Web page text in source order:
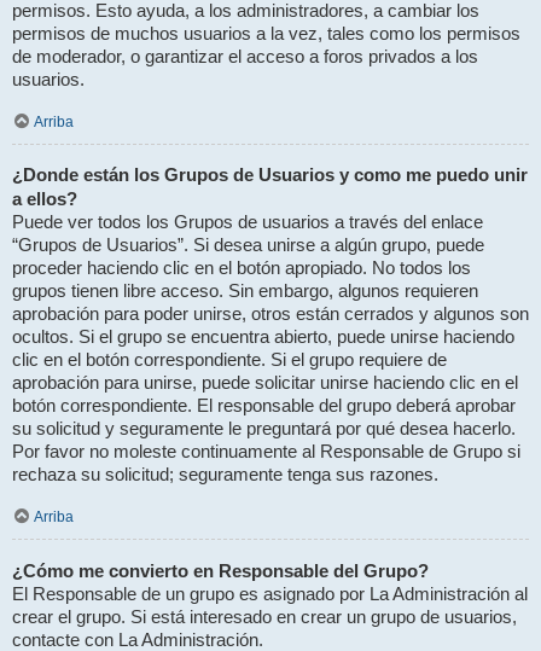
permisos. Esto ayuda, a los administradores, a cambiar los
permisos de muchos usuarios a la vez, tales como los permisos
de moderador, o garantizar el acceso a foros privados a los
usuarios.
Arriba
¿Donde están los Grupos de Usuarios y como me puedo unir
a ellos?
Puede ver todos los Grupos de usuarios a través del enlace
“Grupos de Usuarios”. Si desea unirse a algún grupo, puede
proceder haciendo clic en el botón apropiado. No todos los
grupos tienen libre acceso. Sin embargo, algunos requieren
aprobación para poder unirse, otros están cerrados y algunos son
ocultos. Si el grupo se encuentra abierto, puede unirse haciendo
clic en el botón correspondiente. Si el grupo requiere de
aprobación para unirse, puede solicitar unirse haciendo clic en el
botón correspondiente. El responsable del grupo deberá aprobar
su solicitud y seguramente le preguntará por qué desea hacerlo.
Por favor no moleste continuamente al Responsable de Grupo si
rechaza su solicitud; seguramente tenga sus razones.
Arriba
¿Cómo me convierto en Responsable del Grupo?
El Responsable de un grupo es asignado por La Administración al
crear el grupo. Si está interesado en crear un grupo de usuarios,
contacte con La Administración.